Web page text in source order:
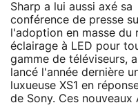
Sharp a lui aussi axé sa
conférence de presse
l'adoption en masse du
éclairage à LED pour
gamme de téléviseurs,
lancé l'année dernière
luxueuse XS1 en
de Sony. Ces nouveaux